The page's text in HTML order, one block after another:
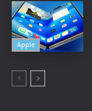
Apple